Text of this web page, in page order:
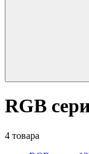
RGB
4 товара